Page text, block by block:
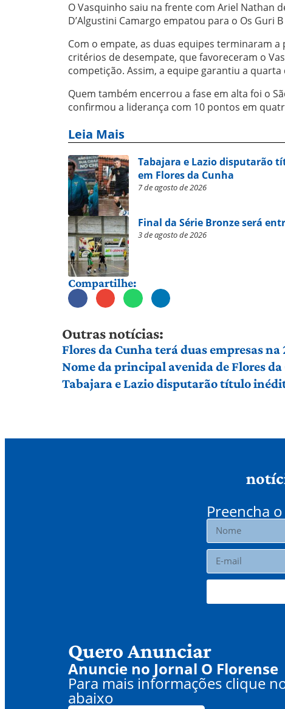
O Vasquinho saiu na frente com Ariel Nathan
D’Algustini Camargo empatou para o Os Guri
Com o empate, as duas equipes terminaram
critérios de desempate, que favoreceram o
competição. Assim, a equipe garantiu a
Quem também encerrou a fase em alta foi o
confirmou a liderança com 10 pontos em
Leia Mais
Tabajara e Lazio disputarão
em Flores da Cunha
7 de agosto de 2026
Final da Série Bronze será
3 de agosto de 2026
Compartilhe:
Outras notícias:
Flores da Cunha terá duas empresas na
Nome da principal avenida de Flores
Tabajara e Lazio disputarão título
Preencha
Quero Anunciar
Anuncie no Jornal O Florense
Para mais informações clique
abaixo